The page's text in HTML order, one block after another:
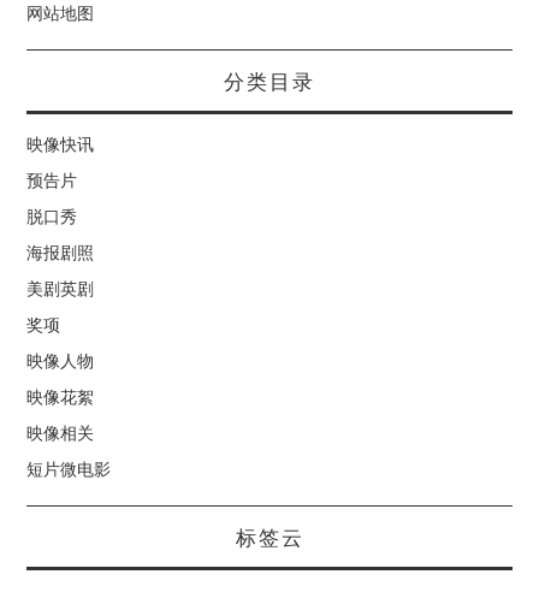
网站地图
分类目录
映像快讯
预告片
脱口秀
海报剧照
美剧英剧
奖项
映像人物
映像花絮
映像相关
短片微电影
标签云